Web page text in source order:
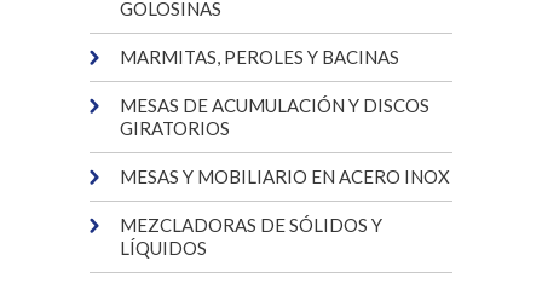
GOLOSINAS
MARMITAS, PEROLES Y BACINAS
MESAS DE ACUMULACIÓN Y DISCOS
GIRATORIOS
MESAS Y MOBILIARIO EN ACERO INOX
MEZCLADORAS DE SÓLIDOS Y
LÍQUIDOS